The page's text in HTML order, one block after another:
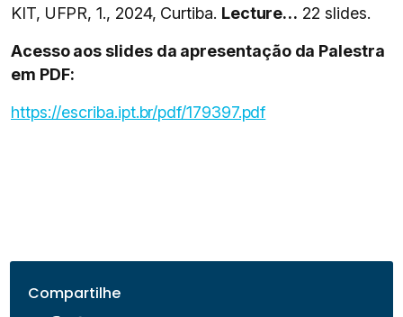
KIT, UFPR, 1., 2024, Curtiba. Lecture… 22 slides.
Acesso aos slides da apresentação da Palestra
em PDF:
https://escriba.ipt.br/pdf/179397.pdf
Compartilhe